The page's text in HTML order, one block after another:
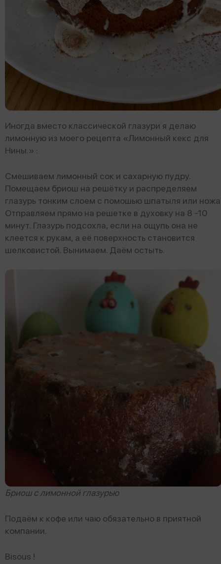
Иногда вместо классической глазури я делаю
лимонную из моего рецепта «Лимонный кекс для
Нины.» :
Смешиваем лимонный сок и сахарную пудру.
Помещаем бриош на решётку и распределяем
глазурь тонким слоем с помошью шпатыля или
Отправляем прямо на решетке в духовку на 8 -10
минут. Глазурь подсохла, если на ощупь она не
клеется к рукам, а её поверхность становится
шелковистой. Вынимаем. Даём остыть.
Бриош с лимонной глазурью
Подаём к кофе или чаю обязательно в приятной
компании.
Bisous !